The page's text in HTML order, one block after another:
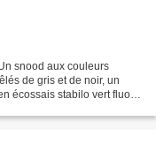
snood aux couleurs
de gris et de noir, un
écossais stabilo vert fluo